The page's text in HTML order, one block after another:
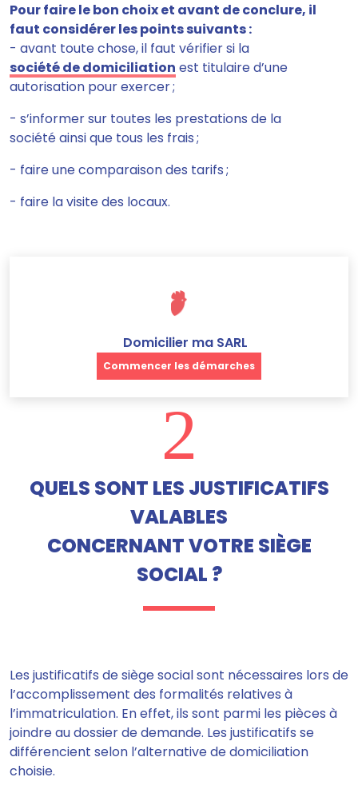
Pour faire le bon choix et avant de conclure, il
faut considérer les points suivants :
- avant toute chose, il faut vérifier si la
société de domiciliation est titulaire d’une
autorisation pour exercer ;
- s’informer sur toutes les prestations de la
société ainsi que tous les frais ;
- faire une comparaison des tarifs ;
- faire la visite des locaux.
Domicilier ma SARL
Commencer les démarches
2
QUELS SONT LES JUSTIFICATIFS
VALABLES
CONCERNANT VOTRE SIÈGE
SOCIAL ?
Les justificatifs de siège socialsont nécessaires lors de
l’accomplissement des formalités relatives à
l’immatriculation. En effet, ils sont parmi les pièces à
joindre au dossier de demande. Les justificatifs se
différencient selon l’alternative de domiciliation
choisie.